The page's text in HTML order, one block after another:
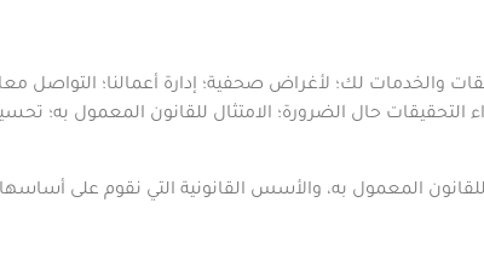
والخدمات لك؛ لأغراض صحفية؛ إدارة أعمالنا؛ التواصل
التحقيقات حال الضرورة؛ الامتثال للقانون المعمول به؛
المعمول به، والأسس القانونية التي نقوم على